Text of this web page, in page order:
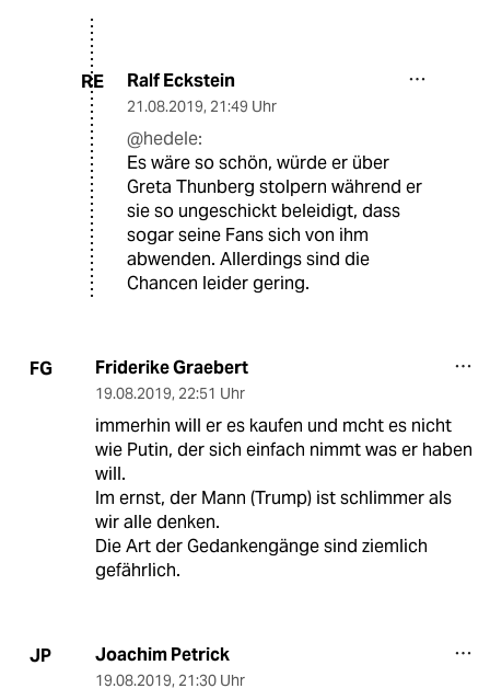
RE Ralf Eckstein
21.08.2019, 21:49 Uhr
@hedele:
Es wäre so schön, würde er über
Greta Thunberg stolpern während er
sie so ungeschickt beleidigt, dass
sogar seine Fans sich von ihm
abwenden. Allerdings sind die
Chancen leider gering.
FG Friderike Graebert
19.08.2019, 22:51 Uhr
immerhin will er es kaufen und mcht es nicht
wie Putin, der sich einfach nimmt was er haben
will.
Im ernst, der Mann (Trump) ist schlimmer als
wir alle denken.
Die Art der Gedankengänge sind ziemlich
gefährlich.
JP Joachim Petrick
19.08.2019, 21:30 Uhr